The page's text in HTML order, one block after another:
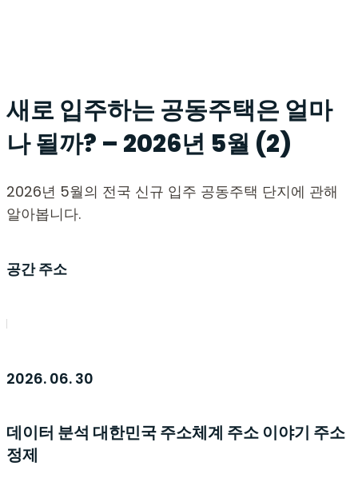
새로 입주하는 공동주택은 얼마
나 될까? – 2026년 5월 (2)
2026년 5월의 전국 신규 입주 공동주택 단지에 관해
알아봅니다.
공간 주소
2026. 06. 30
데이터 분석 대한민국 주소체계 주소 이야기 주소
정제